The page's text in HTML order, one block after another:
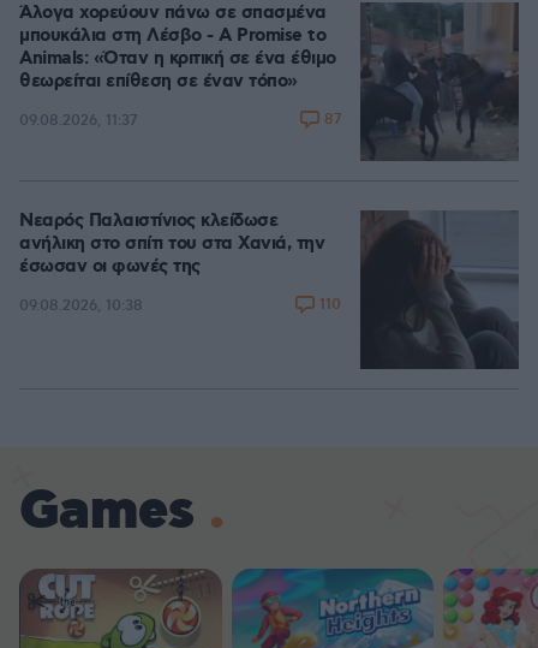
Άλογα χορεύουν πάνω σε σπασμένα
μπουκάλια στη Λέσβο - A Promise to
Animals: «Όταν η κριτική σε ένα έθιμο
θεωρείται επίθεση σε έναν τόπο»
09.08.2026, 11:37 87
Νεαρός Παλαιστίνιος κλείδωσε
ανήλικη στο σπίτι του στα Χανιά, την
έσωσαν οι φωνές της
09.08.2026, 10:38 110
Games